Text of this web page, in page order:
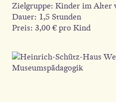
Zielgruppe: Kinder im Alter
Dauer: 1,5 Stunden
Preis: 3,00 € pro Kind